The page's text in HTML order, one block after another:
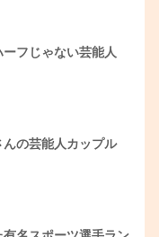
フじゃない芸能人
んの芸能人カップル